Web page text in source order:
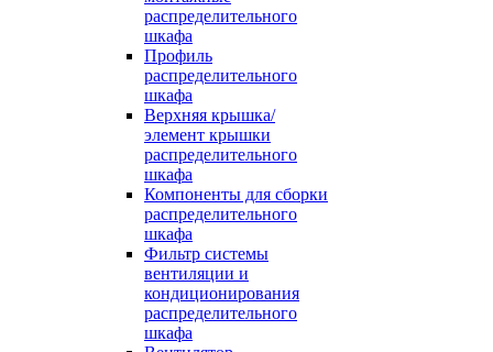
распределительного
шкафа
Профиль
распределительного
шкафа
Верхняя крышка/
элемент крышки
распределительного
шкафа
Компоненты для сборки
распределительного
шкафа
Фильтр системы
вентиляции и
кондиционирования
распределительного
шкафа